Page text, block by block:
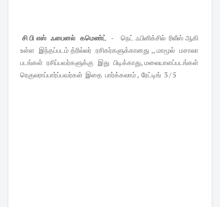
சி பி எஸ் ஃபைனல் கமெண்ட் - நெட் ஃபிளிக்சில் ரிலீஸ் ஆகி
உள்ள இந்தப்படம் த்ரில்லர் ரசிகர்களுக்கானது ,, மாமூல் மசாலா
படங்கள் ரசிப்பவர்களுக்கு இது பிடிக்காது, மலையாளப்படங்கள்
ரெகுலராப்பார்ப்பவர்கள் இதை பார்க்கலாம் , ரேட்டிங் 3 / 5